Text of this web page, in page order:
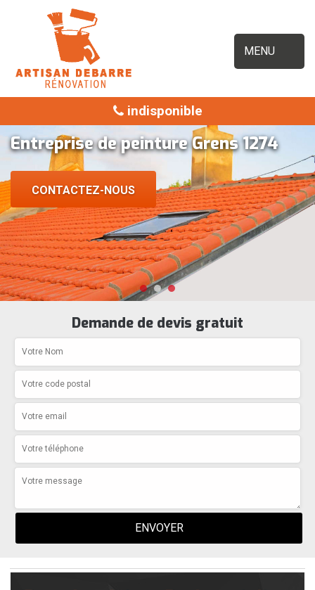
MENU
indisponible
Entreprise de peinture Grens 1274
CONTACTEZ-NOUS
Demande de devis gratuit